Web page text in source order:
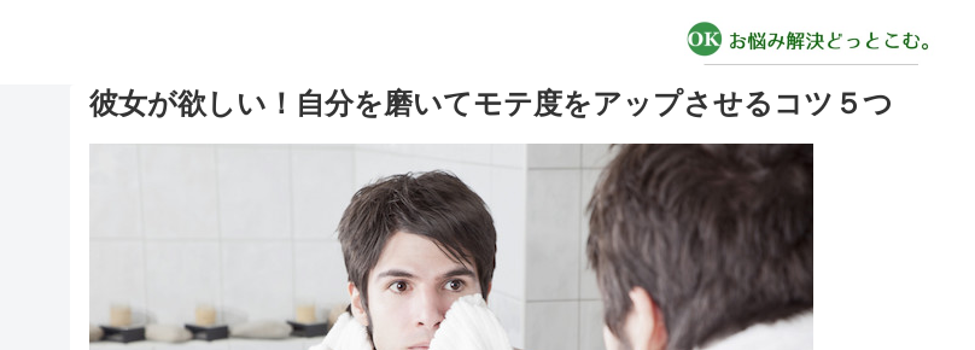
彼女が欲しい！自分を磨いてモテ度をアップさせるコツ５つ